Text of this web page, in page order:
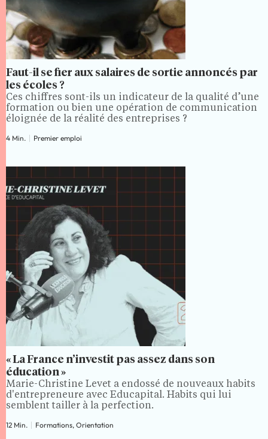
Faut-il se fier aux salaires de sortie annoncés par
les écoles ?
Ces chiffres sont-ils un indicateur de la qualité d’une
formation ou bien une opération de communication
éloignée de la réalité des entreprises ?
4 Min. Premier emploi
« La France n’investit pas assez dans son
éducation »
Marie-Christine Levet a endossé de nouveaux habits
d'entrepreneure avec Educapital. Habits qui lui
semblent tailler à la perfection.
12 Min. Formations, Orientation